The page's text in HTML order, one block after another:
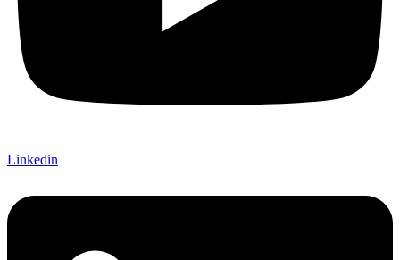
Linkedin